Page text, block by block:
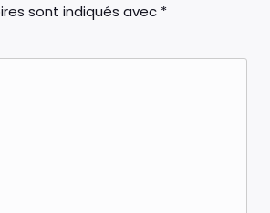
sont indiqués avec *